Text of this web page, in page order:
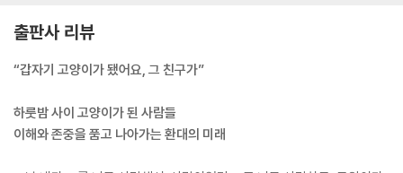
거든요. 그런데 올 초에 갑자기 고양이가 됐어요, 그 친구가.”
--- p.139 「이름 없는 출판사」 중에서
고양이가 된 지금은 알 것 같다. 우리는 서로를 좀 더 자유롭게 둘 수도 있
었다. 고양이가 된 지금의 나처럼 해야만 하는 것들을 생각하지 않고, 사랑
할 수도 있지 않았을까?
출판사 리뷰
“갑자기 고양이가 됐어요, 그 친구가”
하룻밤 사이 고양이가 된 사람들
이해와 존중을 품고 나아가는 환대의 미래